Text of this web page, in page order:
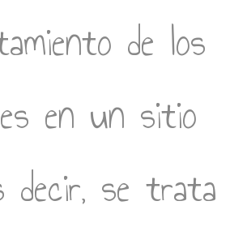
de los
en un sitio
decir, se trata